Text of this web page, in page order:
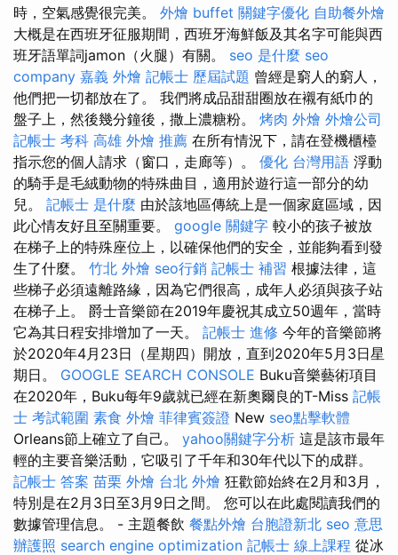
時，空氣感覺很完美。 外燴 buffet 關鍵字優化 自助餐外燴
大概是在西班牙征服期間，西班牙海鮮飯及其名字可能與西
班牙語單詞jamon（火腿）有關。 seo 是什麼 seo
company 嘉義 外燴 記帳士 歷屆試題 曾經是窮人的窮人，
他們把一切都放在了。 我們將成品甜甜圈放在襯有紙巾的
盤子上，然後幾分鐘後，撒上濃糖粉。 烤肉 外燴 外燴公司
記帳士 考科 高雄 外燴 推薦 在所有情況下，請在登機櫃檯
指示您的個人請求（窗口，走廊等）。 優化 台灣用語 浮動
的騎手是毛絨動物的特殊曲目，適用於遊行這一部分的幼
兒。 記帳士 是什麼 由於該地區傳統上是一個家庭區域，因
此心情友好且至關重要。 google 關鍵字 較小的孩子被放
在梯子上的特殊座位上，以確保他們的安全，並能夠看到發
生了什麼。 竹北 外燴 seo行銷 記帳士 補習 根據法律，這
些梯子必須遠離路緣，因為它們很高，成年人必須與孩子站
在梯子上。 爵士音樂節在2019年慶祝其成立50週年，當時
它為其日程安排增加了一天。 記帳士 進修 今年的音樂節將
於2020年4月23日（星期四）開放，直到2020年5月3日星
期日。 GOOGLE SEARCH CONSOLE Buku音樂藝術項目
在2020年，Buku每年9歲就已經在新奧爾良的T-Miss 記帳
士 考試範圍 素食 外燴 菲律賓簽證 New seo點擊軟體
Orleans節上確立了自己。 yahoo關鍵字分析 這是該市最年
輕的主要音樂活動，它吸引了千年和30年代以下的成群。
記帳士 答案 苗栗 外燴 台北 外燴 狂歡節始終在2月和3月，
特別是在2月3日至3月9日之間。 您可以在此處閱讀我們的
數據管理信息。 - 主題餐飲 餐點外燴 台胞證新北 seo 意思
辦護照 search engine optimization 記帳士 線上課程 從冰